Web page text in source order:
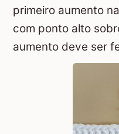
primeiro aumento
com ponto alto
aumento deve ser